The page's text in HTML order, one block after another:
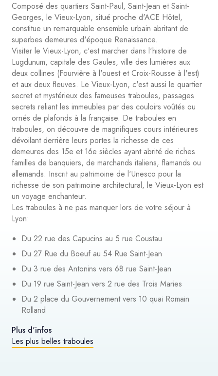
Composé des quartiers Saint-Paul, Saint-Jean et Saint-
Georges, le Vieux-Lyon, situé proche d'ACE Hôtel,
constitue un remarquable ensemble urbain abritant de
superbes demeures d'époque Renaissance.
Visiter le Vieux-Lyon, c'est marcher dans l'histoire de
Lugdunum, capitale des Gaules, ville des lumières aux
deux collines (Fourvière à l'ouest et Croix-Rousse à l'est)
et aux deux fleuves. Le Vieux-Lyon, c'est aussi le quartier
secret et mystérieux des fameuses traboules, passages
secrets reliant les immeubles par des couloirs voûtés ou
ornés de plafonds à la française. De traboules en
traboules, on découvre de magnifiques cours intérieures
dévoilant derrière leurs portes la richesse de ces
demeures des 15e et 16e siècles ayant abrité de riches
familles de banquiers, de marchands italiens, flamands ou
allemands. Inscrit au patrimoine de l'Unesco pour la
richesse de son patrimoine architectural, le Vieux-Lyon est
un voyage enchanteur.
Les traboules à ne pas manquer lors de votre séjour à
Lyon:
Du 22 rue des Capucins au 5 rue Coustau
Du 27 Rue du Boeuf au 54 Rue Saint-Jean
Du 3 rue des Antonins vers 68 rue Saint-Jean
Du 19 rue Saint-Jean vers 2 rue des Trois Maries
Du 2 place du Gouvernement vers 10 quai Romain
Rolland
Plus d'infos
Les plus belles traboules